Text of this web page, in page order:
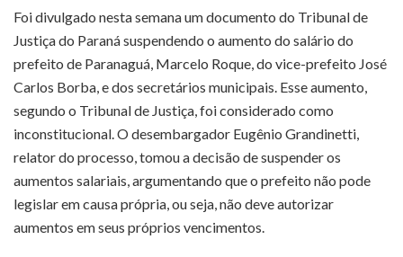
Foi divulgado nesta semana um documento do Tribunal de
Justiça do Paraná suspendendo o aumento do salário do
prefeito de Paranaguá, Marcelo Roque, do vice-prefeito José
Carlos Borba, e dos secretários municipais. Esse aumento,
segundo o Tribunal de Justiça, foi considerado como
inconstitucional. O desembargador Eugênio Grandinetti,
relator do processo, tomou a decisão de suspender os
aumentos salariais, argumentando que o prefeito não pode
legislar em causa própria, ou seja, não deve autorizar
aumentos em seus próprios vencimentos.